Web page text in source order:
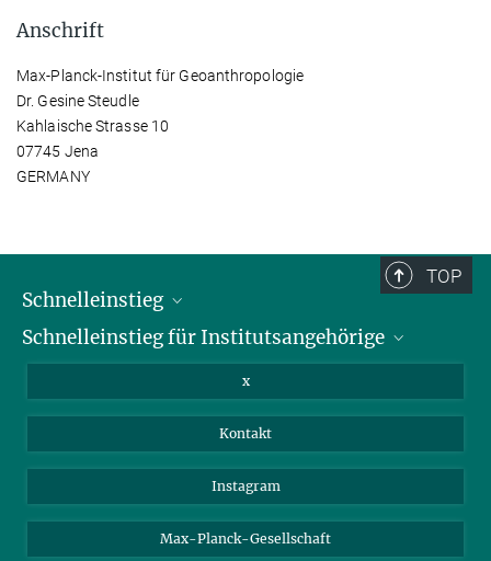
Anschrift
Max-Planck-Institut für Geoanthropologie
Dr. Gesine Steudle
Kahlaische Strasse 10
07745 Jena
GERMANY
TOP
Schnelleinstieg
Bibliothek
Schnelleinstieg für Institutsangehörige
Nextcloud
x
Kontakt
Instagram
Max-Planck-Gesellschaft